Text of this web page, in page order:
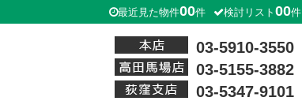
最近見た物件00件 検討リスト 00件
03-5910-3550
03-5155-3882
03-5347-9101